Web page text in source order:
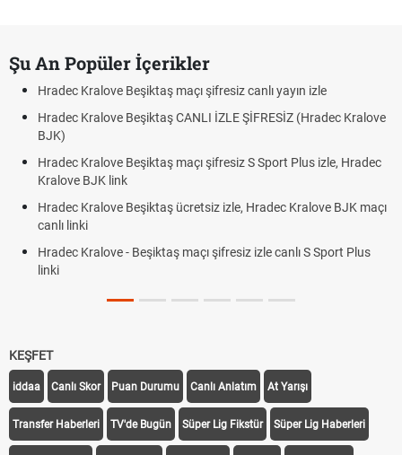
Şu An Popüler İçerikler
Hradec Kralove Beşiktaş maçı şifresiz canlı yayın izle
Hradec Kralove Beşiktaş CANLI İZLE ŞİFRESİZ (Hradec Kralove
BJK)
Hradec Kralove Beşiktaş maçı şifresiz S Sport Plus izle, Hradec
Kralove BJK link
Hradec Kralove Beşiktaş ücretsiz izle, Hradec Kralove BJK maçı
canlı linki
Hradec Kralove - Beşiktaş maçı şifresiz izle canlı S Sport Plus
linki
KEŞFET
iddaa Canlı Skor Puan Durumu Canlı Anlatım At Yarışı
Transfer Haberleri TV'de Bugün Süper Lig Fikstür Süper Lig Haberleri